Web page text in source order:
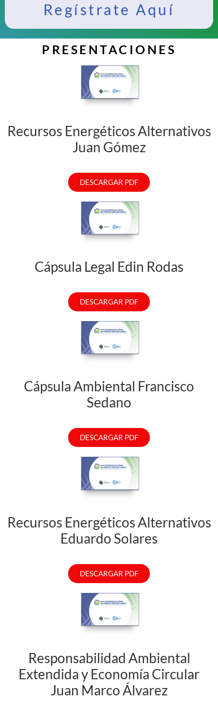
Regístrate Aquí
PRESENTACIONES
Recursos Energéticos Alternativos
Juan Gómez
DESCARGAR PDF
Cápsula Legal Edin Rodas
DESCARGAR PDF
Cápsula Ambiental Francisco
Sedano
DESCARGAR PDF
Recursos Energéticos Alternativos
Eduardo Solares
DESCARGAR PDF
Responsabilidad Ambiental
Extendida y Economía Circular
Juan Marco Álvarez